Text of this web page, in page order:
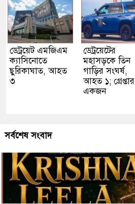
ডেট্রয়েট এমজিএম
ক্যাসিনোতে
ছুরিকাঘাত, আহত
৩
ডেট্রয়েটের
মহাসড়কে তিন
গাড়ির সংঘর্ষ,
আহত ১; গ্রেপ্তার
একজন
সর্বশেষ সংবাদ